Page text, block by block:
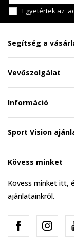
Egyetértek az
Segítség a
Vevőszolgálat
Információ
Sport Vision
Kövess minket
Kövess minket itt,
ajánlatainkról.